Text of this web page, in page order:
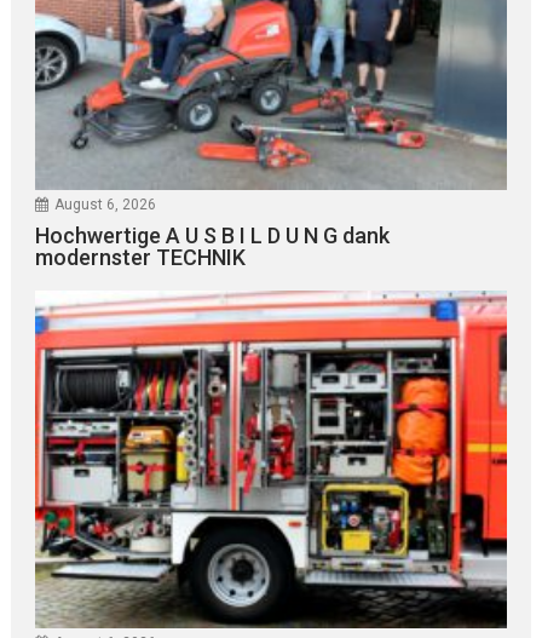
August 6, 2026
Hochwertige A U S B I L D U N G dank
modernster TECHNIK